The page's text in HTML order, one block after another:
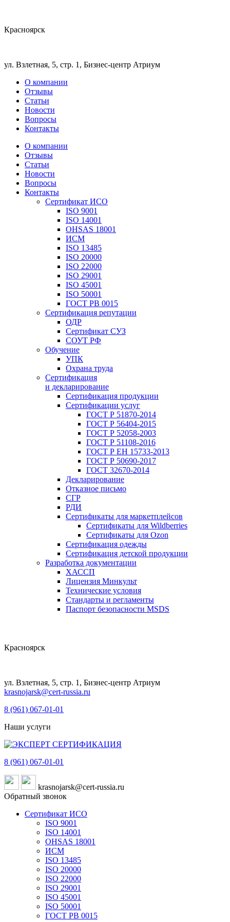
Красноярск
ул. Взлетная, 5, стр. 1, Бизнес-центр Атриум
О компании
Отзывы
Статьи
Новости
Вопросы
Контакты
О компании
Отзывы
Статьи
Новости
Вопросы
Контакты
Сертификат ИСО
ISO 9001
ISO 14001
OHSAS 18001
ИСМ
ISO 13485
ISO 20000
ISO 22000
ISO 29001
ISO 45001
ISO 50001
ГОСТ РВ 0015
Сертификация репутации
ОДР
Сертификат СУЗ
СОУТ РФ
Обучение
УПК
Охрана труда
Сертификация
и декларирование
Сертификация продукции
Сертификации услуг
ГОСТ Р 51870-2014
ГОСТ Р 56404-2015
ГОСТ Р 52058-2003
ГОСТ Р 51108-2016
ГОСТ Р ЕН 15733-2013
ГОСТ Р 50690-2017
ГОСТ 32670-2014
Декларирование
Отказное письмо
СГР
РДИ
Сертификаты для маркетплейсов
Сертификаты для Wildberries
Сертификаты для Ozon
Сертификация одежды
Сертификация детской продукции
Разработка документации
ХАССП
Лицензия Минкульт
Технические условия
Стандарты и регламенты
Паспорт безопасности MSDS
Красноярск
ул. Взлетная, 5, стр. 1, Бизнес-центр Атриум
krasnojarsk@cert-russia.ru
8 (961) 067-01-01
Наши услуги
8 (961) 067-01-01
krasnojarsk@cert-russia.ru
Обратный звонок
Сертификат ИСО
ISO 9001
ISO 14001
OHSAS 18001
ИСМ
ISO 13485
ISO 20000
ISO 22000
ISO 29001
ISO 45001
ISO 50001
ГОСТ РВ 0015